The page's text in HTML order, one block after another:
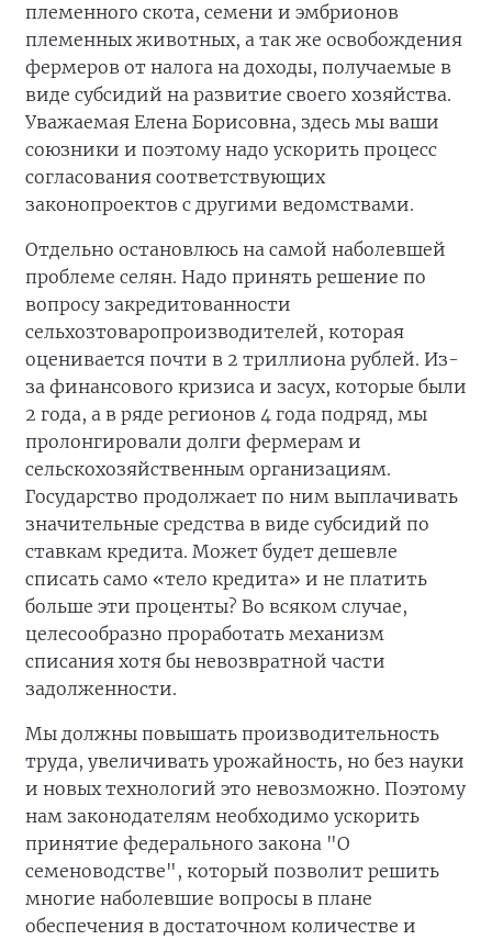
племенного скота, семени и эмбрионов
племенных животных, а так же освобождения
фермеров от налога на доходы, получаемые в
виде субсидий на развитие своего хозяйства.
Уважаемая Елена Борисовна, здесь мы ваши
союзники и поэтому надо ускорить процесс
согласования соответствующих
законопроектов с другими ведомствами.
Отдельно остановлюсь на самой наболевшей
проблеме селян. Надо принять решение по
вопросу закредитованности
сельхозтоваропроизводителей, которая
оценивается почти в 2 триллиона рублей. Из-
за финансового кризиса и засух, которые были
2 года, а в ряде регионов 4 года подряд, мы
пролонгировали долги фермерам и
сельскохозяйственным организациям.
Государство продолжает по ним выплачивать
значительные средства в виде субсидий по
ставкам кредита. Может будет дешевле
списать само «тело кредита» и не платить
больше эти проценты? Во всяком случае,
целесообразно проработать механизм
списания хотя бы невозвратной части
задолженности.
Мы должны повышать производительность
труда, увеличивать урожайность, но без науки
и новых технологий это невозможно. Поэтому
нам законодателям необходимо ускорить
принятие федерального закона "О
семеноводстве", который позволит решить
многие наболевшие вопросы в плане
обеспечения в достаточном количестве и